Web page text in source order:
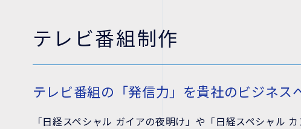
テレビ番組制作
テレビ番組の「発信力」を貴社のビジネス
「日経スペシャル ガイアの夜明け」や「日経スペシャル